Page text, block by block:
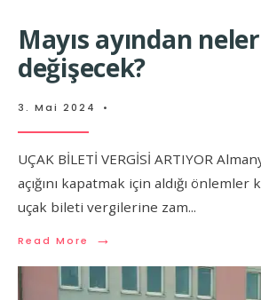
Mayıs ayından neler
değişecek?
3. Mai 2024 •
UÇAK BİLETİ VERGİSİ ARTIYOR
açığını kapatmak için aldığı önlemler
uçak bileti vergilerine zam...
Read More →